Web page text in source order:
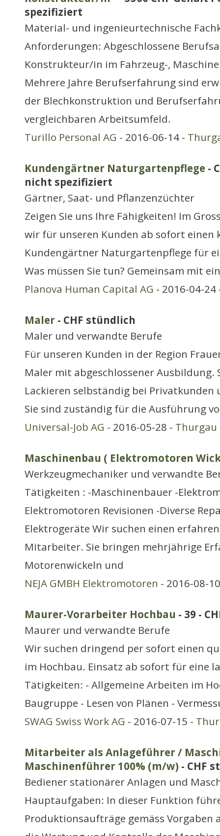
spezifiziert
Material- und ingenieurtechnische
Anforderungen: Abgeschlossene
Konstrukteur/in im Fahrzeug-,
Mehrere Jahre Berufserfahrung sind
der Blechkonstruktion und
vergleichbaren Arbeitsumfeld.
Turillo Personal AG - 2016-06-14 -
Kundengärtner Naturgartenpflege -
nicht spezifiziert
Gärtner, Saat- und Pflanzenzüchter
Zeigen Sie uns Ihre Fähigkeiten! Im
wir für unseren Kunden ab sofort einen
Kundengärtner Naturgartenpflege für
Was müssen Sie tun? Gemeinsam mit
Planova Human Capital AG - 2016-04-
Maler - CHF stündlich
Maler und verwandte Berufe
Für unseren Kunden in der Region
Maler mit abgeschlossener Ausbildung.
Lackieren selbständig bei
Sie sind zuständig für die Ausführung
Universal-Job AG - 2016-05-28 - Thurgau
Maschinenbau ( Elektromotoren
Werkzeugmechaniker und verwandte
Tätigkeiten : -Maschinenbauer -
Elektromotoren Revisionen -Diverse
Elektrogeräte Wir suchen einen
Mitarbeiter. Sie bringen mehrjährige
Motorenwickeln und
NEJA GMBH Elektromotoren - 2016-08-
Maurer-Vorarbeiter Hochbau - 39 -
Maurer und verwandte Berufe
Wir suchen dringend per sofort einen
im Hochbau. Einsatz ab sofort für eine
Tätigkeiten: - Allgemeine Arbeiten im
Baugruppe - Lesen von Plänen -
SWAG Swiss Work AG - 2016-07-15 -
Mitarbeiter als Anlageführer /
Maschinenführer 100% (m/w) - CHF
Bediener stationärer Anlagen und
Hauptaufgaben: In dieser Funktion
Produktionsaufträge gemäss Vorgaben